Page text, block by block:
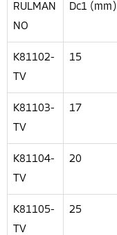
RULMAN
NO
Dc1 (mm)
K81102-
TV
15
K81103-
TV
17
K81104-
TV
20
K81105-
TV
25